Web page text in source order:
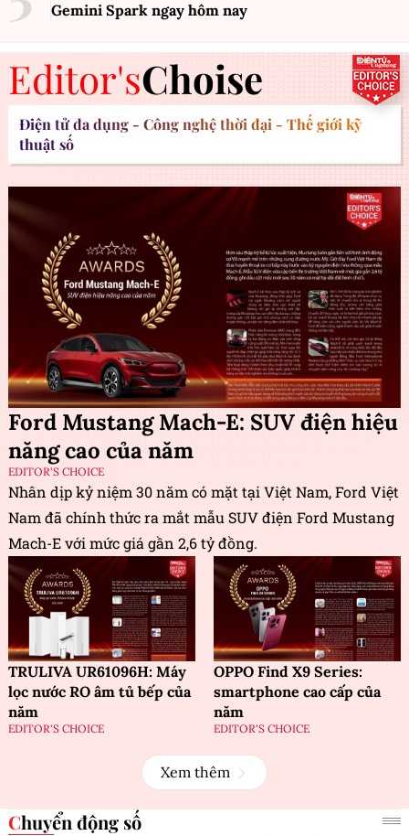
Gemini Spark ngay hôm nay
Editor'sChoise
Điện tử đa dụng - Công nghệ thời đại - Thế giới kỹ
thuật số
Ford Mustang Mach-E: SUV điện hiệu
năng cao của năm
EDITOR'S CHOICE
Nhân dịp kỷ niệm 30 năm có mặt tại Việt Nam, Ford Việt
Nam đã chính thức ra mắt mẫu SUV điện Ford Mustang
Mach-E với mức giá gần 2,6 tỷ đồng.
TRULIVA UR61096H: Máy
lọc nước RO âm tủ bếp của
năm
EDITOR'S CHOICE
OPPO Find X9 Series:
smartphone cao cấp của
năm
EDITOR'S CHOICE
Xem thêm
Chuyển động số